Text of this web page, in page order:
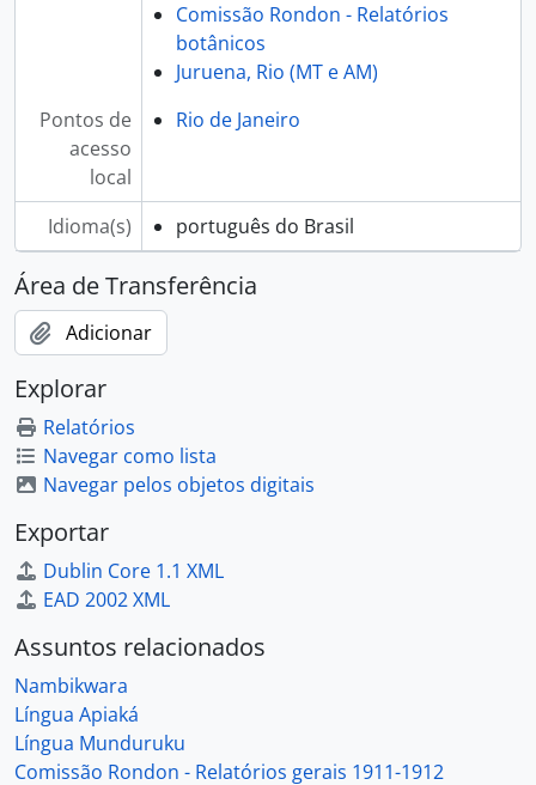
Comissão Rondon - Relatórios
botânicos
Juruena, Rio (MT e AM)
Pontos de
acesso
local
Rio de Janeiro
Idioma(s) português do Brasil
Área de Transferência
Adicionar
Explorar
Relatórios
Navegar como lista
Navegar pelos objetos digitais
Exportar
Dublin Core 1.1 XML
EAD 2002 XML
Assuntos relacionados
Nambikwara
Língua Apiaká
Língua Munduruku
Comissão Rondon - Relatórios gerais 1911-1912